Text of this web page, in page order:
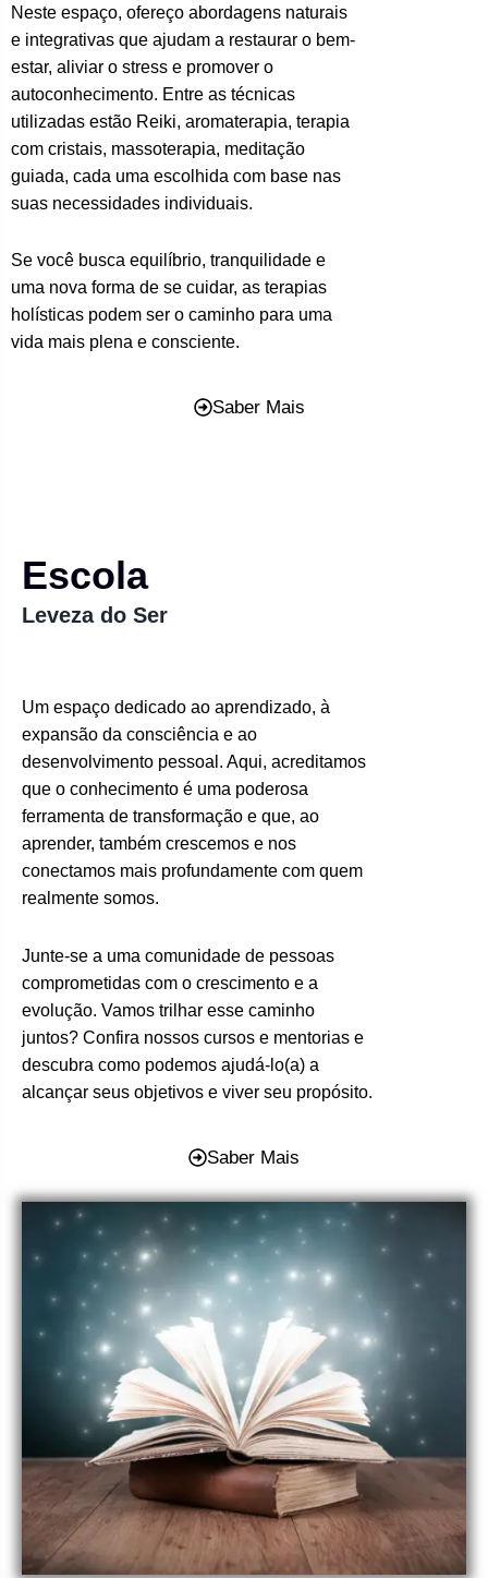
Neste espaço, ofereço abordagens naturais
e integrativas que ajudam a restaurar o bem-
estar, aliviar o stress e promover o
autoconhecimento. Entre as técnicas
utilizadas estão Reiki, aromaterapia, terapia
com cristais, massoterapia, meditação
guiada, cada uma escolhida com base nas
suas necessidades individuais.
Se você busca equilíbrio, tranquilidade e
uma nova forma de se cuidar, as terapias
holísticas podem ser o caminho para uma
vida mais plena e consciente.
Saber Mais
Escola
Leveza do Ser
Um espaço dedicado ao aprendizado, à
expansão da consciência e ao
desenvolvimento pessoal. Aqui, acreditamos
que o conhecimento é uma poderosa
ferramenta de transformação e que, ao
aprender, também crescemos e nos
conectamos mais profundamente com quem
realmente somos.
Junte-se a uma comunidade de pessoas
comprometidas com o crescimento e a
evolução. Vamos trilhar esse caminho
juntos? Confira nossos cursos e mentorias e
descubra como podemos ajudá-lo(a) a
alcançar seus objetivos e viver seu propósito.
Saber Mais